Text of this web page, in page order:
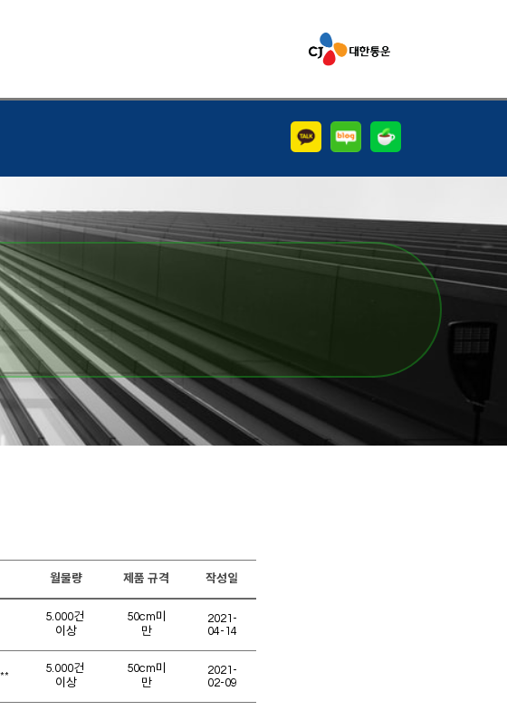
월물량 제품 규격 작성일
5.000건
이상
50cm미
만
2021-
04-14
5.000건
이상
50cm미
만
2021-
02-09